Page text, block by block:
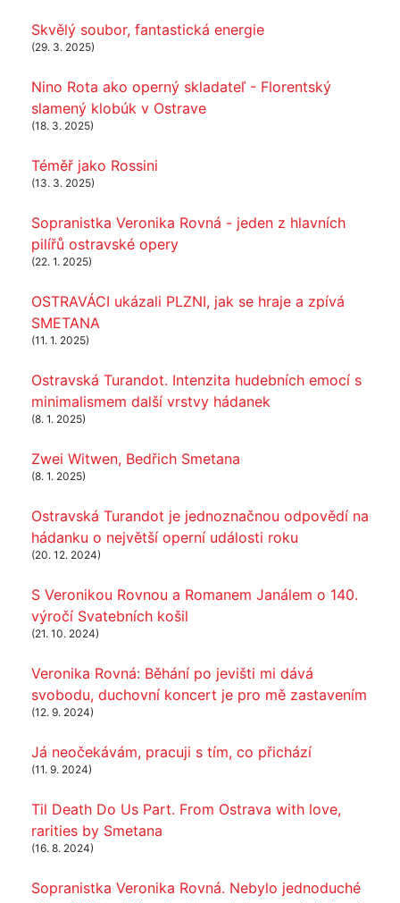
Skvělý soubor, fantastická energie
(29. 3. 2025)
Nino Rota ako operný skladateľ - Florentský
slamený klobúk v Ostrave
(18. 3. 2025)
Téměř jako Rossini
(13. 3. 2025)
Sopranistka Veronika Rovná - jeden z hlavních
pilířů ostravské opery
(22. 1. 2025)
OSTRAVÁCI ukázali PLZNI, jak se hraje a zpívá
SMETANA
(11. 1. 2025)
Ostravská Turandot. Intenzita hudebních emocí s
minimalismem další vrstvy hádanek
(8. 1. 2025)
Zwei Witwen, Bedřich Smetana
(8. 1. 2025)
Ostravská Turandot je jednoznačnou odpovědí na
hádanku o největší operní události roku
(20. 12. 2024)
S Veronikou Rovnou a Romanem Janálem o 140.
výročí Svatebních košil
(21. 10. 2024)
Veronika Rovná: Běhání po jevišti mi dává
svobodu, duchovní koncert je pro mě zastavením
(12. 9. 2024)
Já neočekávám, pracuji s tím, co přichází
(11. 9. 2024)
Til Death Do Us Part. From Ostrava with love,
rarities by Smetana
(16. 8. 2024)
Sopranistka Veronika Rovná. Nebylo jednoduché